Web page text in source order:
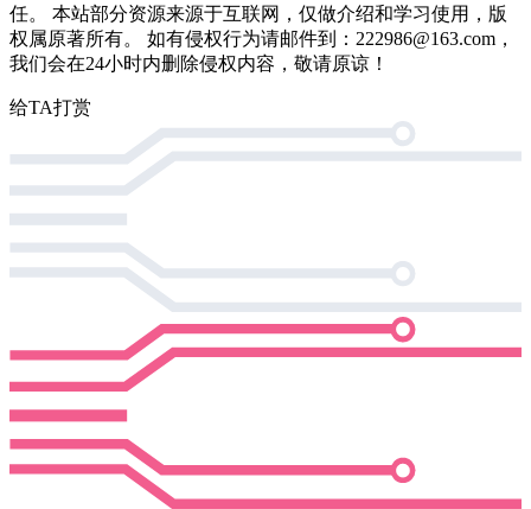
任。 本站部分资源来源于互联网，仅做介绍和学习使用，版
权属原著所有。 如有侵权行为请邮件到：222986@163.com，
我们会在24小时内删除侵权内容，敬请原谅！
给TA打赏